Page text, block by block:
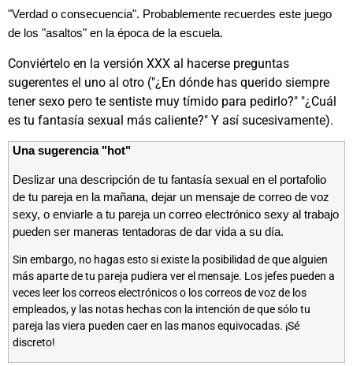
"Verdad o consecuencia". Probablemente recuerdes este juego
de los "asaltos" en la época de la escuela.
Conviértelo en la versión XXX al hacerse preguntas
sugerentes el uno al otro ("¿En dónde has querido siempre
tener sexo pero te sentiste muy tímido para pedirlo?" "¿Cuál
es tu fantasía sexual más caliente?" Y así sucesivamente).
Una sugerencia "hot"
Deslizar una descripción de tu fantasía sexual en el portafolio
de tu pareja en la mañana, dejar un mensaje de correo de voz
sexy, o enviarle a tu pareja un correo electrónico sexy al trabajo
pueden ser maneras tentadoras de dar vida a su día.
Sin embargo, no hagas esto si existe la posibilidad de que alguien
más aparte de tu pareja pudiera ver el mensaje. Los jefes pueden a
veces leer los correos electrónicos o los correos de voz de los
empleados, y las notas hechas con la intención de que sólo tu
pareja las viera pueden caer en las manos equivocadas. ¡Sé
discreto!